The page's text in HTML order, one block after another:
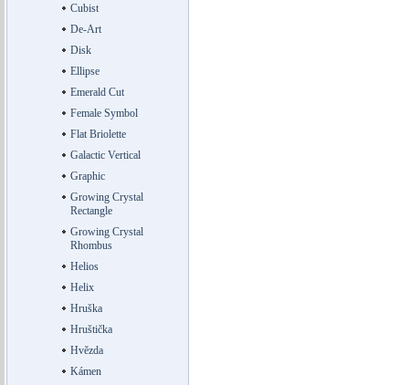
Cubist
De-Art
Disk
Ellipse
Emerald Cut
Female Symbol
Flat Briolette
Galactic Vertical
Graphic
Growing Crystal
Rectangle
Growing Crystal
Rhombus
Helios
Helix
Hruška
Hruštička
Hvězda
Kámen